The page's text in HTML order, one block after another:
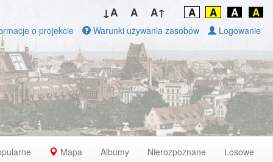
↓A A A↑ A A A A
o projekcie Warunki używania zasobów Logowanie
Mapa Albumy Nierozpoznane Losowe